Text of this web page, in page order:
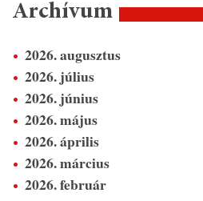
Archívum
2026. augusztus
2026. július
2026. június
2026. május
2026. április
2026. március
2026. február